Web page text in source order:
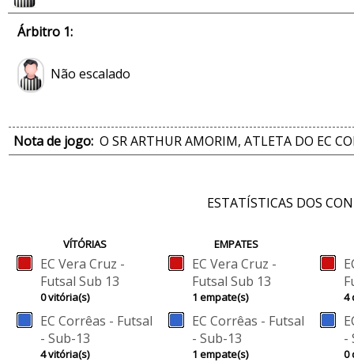
Árbitro 1:
Não escalado
Nota de jogo: O SR ARTHUR AMORIM, ATLETA DO EC
ESTATÍSTICAS DOS
VÍTÓRIAS
EC Vera Cruz -
Futsal Sub 13
0 vitória(s)
EC Corrêas - Futsal
- Sub-13
4 vitória(s)
EMPATES
EC Vera Cruz -
Futsal Sub 13
1 empate(s)
EC Corrêas - Futsal
- Sub-13
1 empate(s)
4
-
0